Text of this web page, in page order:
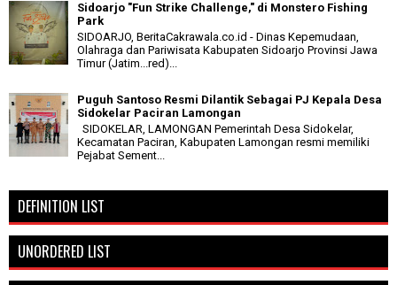
Sidoarjo "Fun Strike Challenge," di Monstero Fishing
Park
SIDOARJO, BeritaCakrawala.co.id - Dinas Kepemudaan,
Olahraga dan Pariwisata Kabupaten Sidoarjo Provinsi Jawa
Timur (Jatim...red)...
Puguh Santoso Resmi Dilantik Sebagai PJ Kepala Desa
Sidokelar Paciran Lamongan
SIDOKELAR, LAMONGAN Pemerintah Desa Sidokelar,
Kecamatan Paciran, Kabupaten Lamongan resmi memiliki
Pejabat Sement...
DEFINITION LIST
UNORDERED LIST